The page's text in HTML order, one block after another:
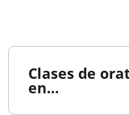
Clases de
en...